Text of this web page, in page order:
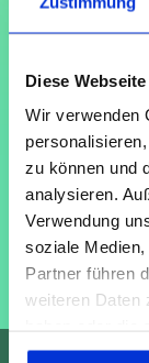
Diese
Wir verwenden
zu können und
analysieren.
Verwendung
soziale
Partner führen
weiteren Daten
gesammelt
Nix für
Du